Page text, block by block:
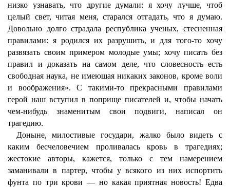
низко узнавать, что другие думали: я хочу лучше, чтоб
целый свет, читая меня, старался отгадать, что я думаю.
Довольно долго страдала республика ученых, стесненная
правилами: я родился их разрушить, и для того-то хочу
развязать своим примером молодые умы; хочу писать без
правил и доказать на самом деле, что словесность есть
свободная наука, не имеющая никаких законов, кроме воли
и воображения». С такими-то прекрасными правилами
герой наш вступил в поприще писателей и, чтобы начать
чем-нибудь знаменитым свои подвиги, написал он
трагедию.
Доныне, милостивые государи, жалко было видеть с
каким бесчеловечием проливалась кровь в трагедиях;
жестокие авторы, кажется, только с тем намерением
заманивали в партер, чтобы у всякого из них испортить
фунта по три крови — но какая приятная новость! Едва